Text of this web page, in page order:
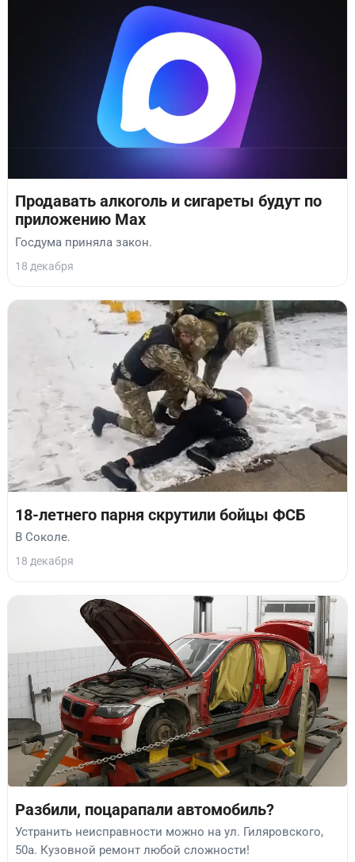
Продавать алкоголь и сигареты будут по
приложению Max
Госдума приняла закон.
18 декабря
18-летнего парня скрутили бойцы ФСБ
В Соколе.
18 декабря
Разбили, поцарапали автомобиль?
Устранить неисправности можно на ул. Гиляровского,
50а. Кузовной ремонт любой сложности!